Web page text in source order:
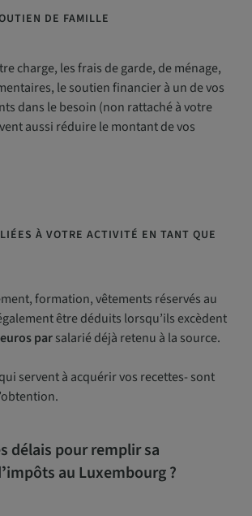
DE FAMILLE
charge, les frais de garde, de ménage,
le soutien financier à un de vos
dans le besoin (non rattaché à votre
aussi réduire le montant de vos
À VOTRE ACTIVITÉ EN TANT QUE
formation, vêtements réservés au
être déduits lorsqu’ils excèdent
parsalarié déjà retenu à la source.
servent à acquérir vos recettes- sont
délais pour remplir sa
au Luxembourg ?